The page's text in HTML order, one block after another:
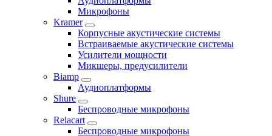
Микрофоны
Kramer
Корпусные акустические системы
Встраиваемые акустические системы
Усилители мощности
Микшеры, предусилители
Biamp
Аудиоплатформы
Shure
Беспроводные микрофоны
Relacart
Беспроводные микрофоны